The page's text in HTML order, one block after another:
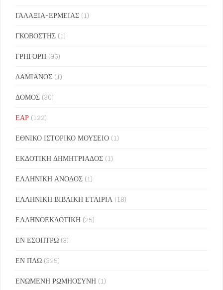
ΓΑΛΑΞΙΑ-ΕΡΜΕΙΑΣ (1)
ΓΚΟΒΟΣΤΗΣ (1)
ΓΡΗΓΟΡΗ (95)
ΔΑΜΙΑΝΟΣ (1)
ΔΟΜΟΣ (30)
ΕΑΡ (122)
ΕΘΝΙΚΟ ΙΣΤΟΡΙΚΟ ΜΟΥΣΕΙΟ (1)
ΕΚΔΟΤΙΚΗ ΔΗΜΗΤΡΙΑΔΟΣ (1)
ΕΛΛΗΝΙΚΗ ΑΝΟΔΟΣ (1)
ΕΛΛΗΝΙΚΗ ΒΙΒΛΙΚΗ ΕΤΑΙΡΙΑ (18)
ΕΛΛΗΝΟΕΚΔΟΤΙΚΗ (25)
ΕΝ ΕΣΟΠΤΡΩ (3)
ΕΝ ΠΛΩ (325)
ΕΝΩΜΕΝΗ ΡΩΜΗΟΣΥΝΗ (1)